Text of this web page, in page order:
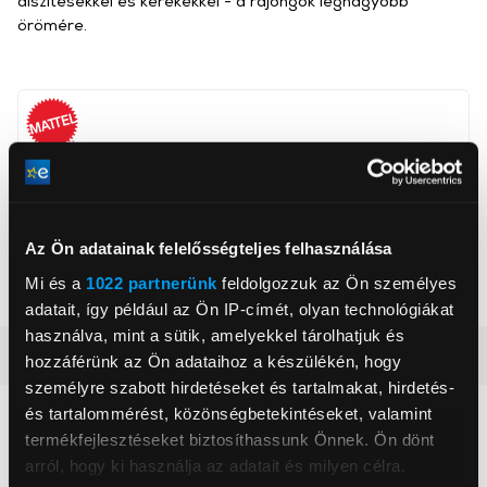
Az Ön adatainak felelősségteljes felhasználása
Mi és a 1022 partnerünk feldolgozzuk az Ön személyes
adatait, így például az Ön IP-címét, olyan technológiákat
használva, mint a sütik, amelyekkel tárolhatjuk és
hozzáférünk az Ön adataihoz a készülékén, hogy
személyre szabott hirdetéseket és tartalmakat, hirdetés-
és tartalommérést, közönségbetekintéseket, valamint
termékfejlesztéseket biztosíthassunk Önnek. Ön dönt
arról, hogy ki használja az adatait és milyen célra.
Mattel Europa B.V.
Korosztály 3+ év
örömére.
Részletes ismertető
Neked ajánljuk